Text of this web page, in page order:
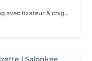
Essai + Jour J + Shampooing + Brushing avec fixateur & chignon